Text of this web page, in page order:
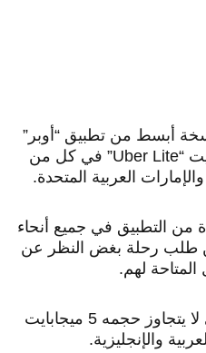
أبسط من تطبيق “أوبر”
أعيد تصميمها باسم أوبر لايت “Uber Lite” في كل من
العربية المتحدة.
من التطبيق في جميع أنحاء
طلب رحلة بغض النظر عن
المتاحة لهم.
ويتيح تطبيق أوبر لايت الذي لا يتجاوز حجمه 5 ميجابايت
والإنجليزية.